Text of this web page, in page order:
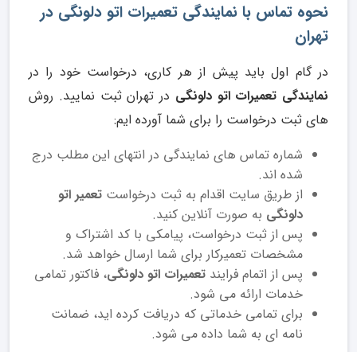
نحوه تماس با نمایندگی تعمیرات اتو دلونگی در
تهران
در گام اول باید پیش از هر کاری، درخواست خود را در
نمایندگی تعمیرات اتو دلونگی در تهران ثبت نمایید. روش
های ثبت درخواست را برای شما آورده ایم:
شماره تماس های نمایندگی در انتهای این مطلب درج
شده اند.
از طریق سایت اقدام به ثبت درخواست تعمیر اتو
دلونگی به صورت آنلاین کنید.
پس از ثبت درخواست، پیامکی با کد اشتراک و
مشخصات تعمیرکار برای شما ارسال خواهد شد.
پس از اتمام فرایند تعمیرات اتو دلونگی، فاکتور تمامی
خدمات ارائه می شود.
برای تمامی خدماتی که دریافت کرده اید، ضمانت
نامه ای به شما داده می شود.